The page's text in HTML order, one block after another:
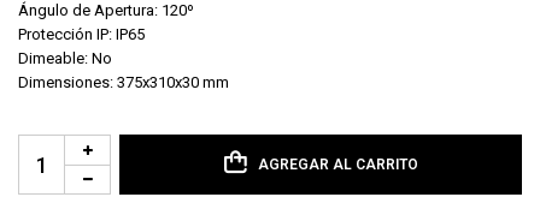
Ángulo de Apertura: 120º
Protección IP: IP65
Dimeable: No
Dimensiones: 375x310x30 mm
AGREGAR AL CARRITO